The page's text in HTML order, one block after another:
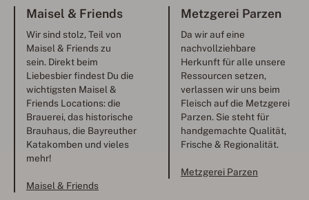
Maisel & Friends
Wir sind stolz, Teil von
Maisel & Friends zu
sein. Direkt beim
Liebesbier findest Du die
wichtigsten Maisel &
Friends Locations: die
Brauerei, das historische
Brauhaus, die Bayreuther
Katakomben und vieles
mehr!
Maisel & Friends
Metzgerei Parzen
Da wir auf eine
nachvollziehbare
Herkunft für alle unsere
Ressourcen setzen,
verlassen wir uns beim
Fleisch auf die Metzgerei
Parzen. Sie steht für
handgemachte Qualität,
Frische & Regionalität.
Metzgerei Parzen